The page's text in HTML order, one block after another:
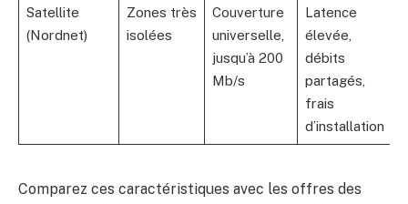
Satellite
(Nordnet)
Zones très
isolées
Couverture
universelle,
jusqu’à 200
Mb/s
Latence
élevée,
débits
partagés,
frais
d’installation
Comparez ces caractéristiques avec les offres des